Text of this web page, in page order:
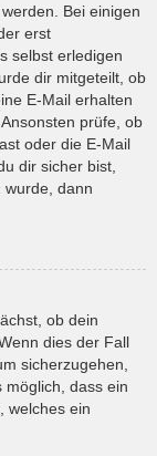
Bei einigen
erst
selbst erledigen
dir mitgeteilt, ob
E-Mail erhalten
prüfe, ob
oder die E-Mail
dir sicher bist,
wurde, dann
ob dein
dies der Fall
sicherzugehen,
möglich, dass ein
welches ein